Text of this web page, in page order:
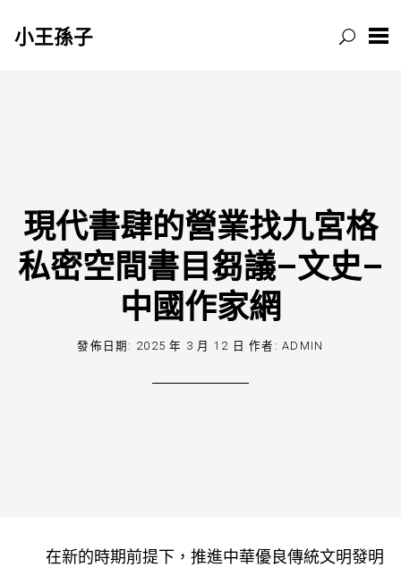
小王孫子
現代書肆的營業找九宮格
私密空間書目芻議–文史–
中國作家網
發佈日期: 2025 年 3 月 12 日 作者:ADMIN
在新的時期前提下，推進中華優良傳統文明發明